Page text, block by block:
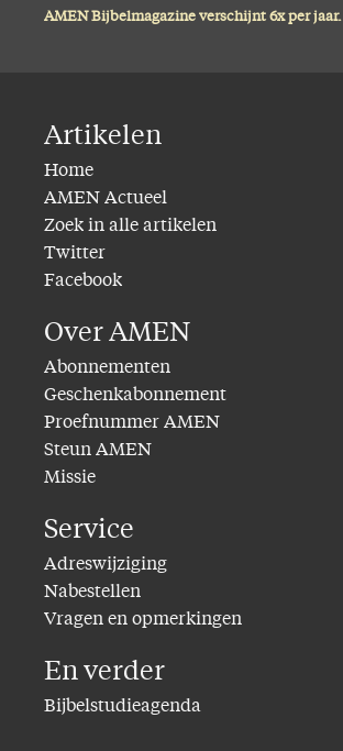
AMEN Bijbelmagazine verschijnt 6x per jaar.
Artikelen
Home
AMEN Actueel
Zoek in alle artikelen
Twitter
Facebook
Over AMEN
Abonnementen
Geschenkabonnement
Proefnummer AMEN
Steun AMEN
Missie
Service
Adreswijziging
Nabestellen
Vragen en opmerkingen
En verder
Bijbelstudieagenda